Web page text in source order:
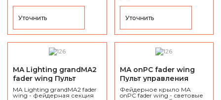
Уточнить Уточнить
MA Lighting grandMA2
fader wing Пульт
управления светом
DMX
MA Lighting grandMA2 fader
wing - фейдерная секция
MA onPC fader wing
Пульт управления
светом DMX
Фейдерное крыло MA
onPC fader wing - световые